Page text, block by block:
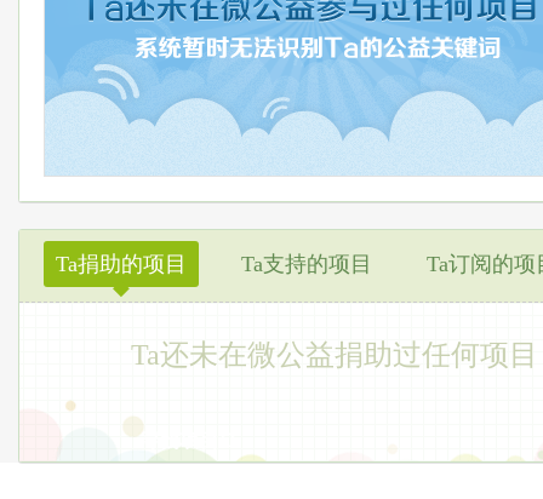
Ta捐助的项目
◆
Ta支持的项目 Ta订阅的项
Ta还未在微公益捐助过任何项目